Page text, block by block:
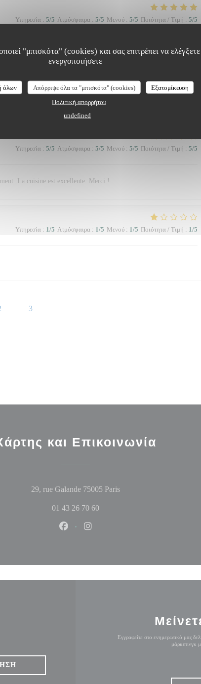
"μπισκότα" (cookies) και σας επιτρέπει να ελέγξετε
ενεργοποιήσετε
όλων Απόρριψε όλα τα "μπισκότα" (cookies)
Εξατομίκευση
Πολιτική απορρήτου
undefined
Υπηρεσία : 5/5 Ατμόσφαιρα : 5/5 Μενού: 5/5 Ποιότητα / Τιμή : 5/5
/5 Ατμόσφαιρα: 1/5
Υπηρεσία : 5/5 Ατμόσφαιρα : 5/5 Μενού: 5/5 Ποιότητα / Τιμή : 5/5
La cuisine est excellente. Merci !
Υπηρεσία: 1/5 Ατμόσφαιρα: 1/5 Μενού: 1/5 Ποιότητα / Τιμή : 1/5
3
και Επικοινωνία
29, rue Galande 75005 Paris((ανοίγει σε νέο
01 43 26 70 60
Facebook ((ανοίγει σε νέο παράθυρο))
Εγγραφείτε στο ενημερωτικό μας
μάρκετινγκ